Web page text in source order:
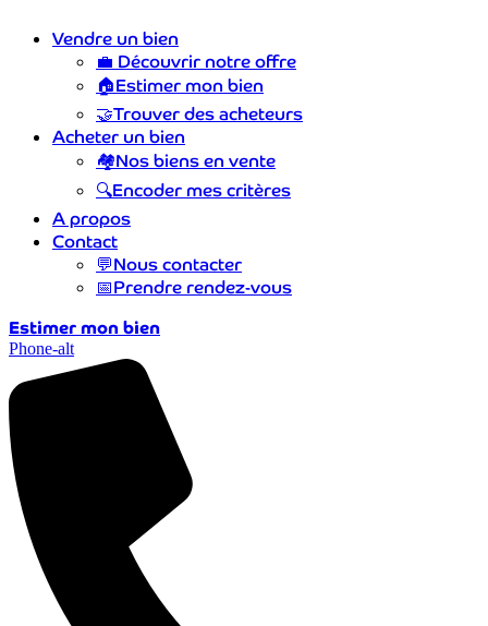
Vendre un bien
💼 Découvrir notre offre
🏠Estimer mon bien
🤝Trouver des acheteurs
Acheter un bien
🏘️Nos biens en vente
🔍Encoder mes critères
A propos
Contact
💬Nous contacter
📅Prendre rendez-vous
Estimer mon bien
Phone-alt